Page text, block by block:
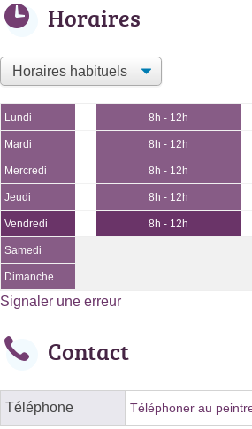
Horaires
Lundi 8h - 12h
Mardi 8h - 12h
Mercredi 8h - 12h
Jeudi 8h - 12h
Vendredi 8h - 12h
Samedi
Dimanche
Signaler une erreur
Contact
Téléphone Téléphoner au